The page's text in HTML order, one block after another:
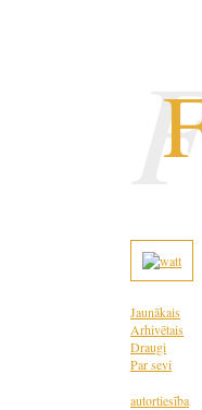
Jaunākais
Arhivētais
Draugi
Par sevi
autortiesība